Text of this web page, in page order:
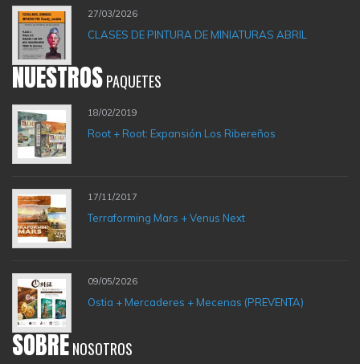
27/03/2026
CLASES DE PINTURA DE MINIATURAS ABRIL
NUESTROSPAQUETES
18/02/2019
Root + Root: Expansión Los Ribereños
17/11/2017
Terraforming Mars + Venus Next
09/05/2026
Ostia + Mercaderes + Mecenas (PREVENTA)
SOBRENOSOTROS